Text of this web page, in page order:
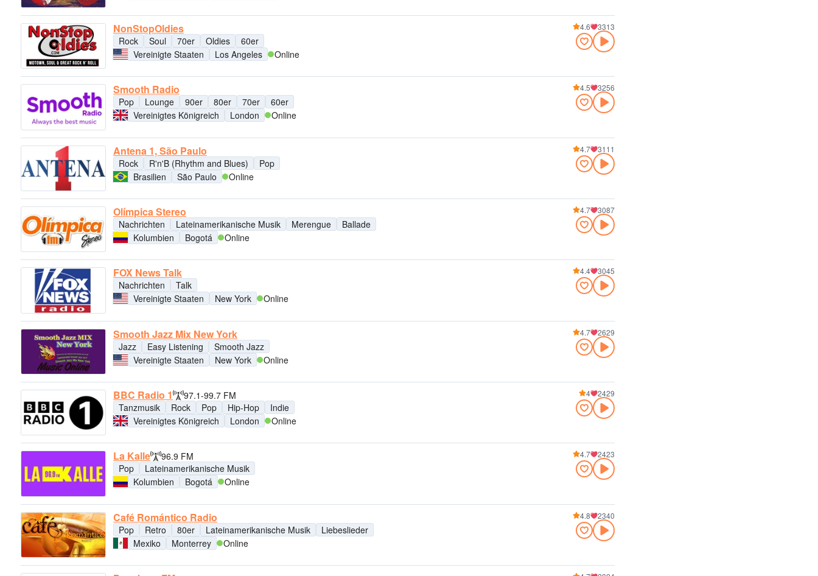
NonStopOldies
Rock Soul 70er Oldies
60er
Vereinigte Staaten
Los Angeles Online
4.6 3313
Smooth Radio
Pop Lounge 90er 80er 70er
60er
Vereinigtes Königreich
London Online
4.5 3256
Antena 1, São Paulo
Rock R'n'B (Rhythm and Blues)
Pop
Brasilien
São Paulo Online
4.7 3111
Olímpica Stereo
Nachrichten Lateinamerikanische Musik Merengue
Ballade
Kolumbien
Bogotá Online
4.7 3087
FOX News Talk
Nachrichten
Talk
Vereinigte Staaten
New York Online
4.4 3045
Smooth Jazz Mix New York
Jazz Easy Listening
Smooth Jazz
Vereinigte Staaten
New York Online
4.7 2629
BBC Radio 1
97.1-99.7 FM
Tanzmusik
Rock Pop Hip-Hop
Indie
Vereinigtes Königreich
London Online
4 2429
La Kalle
96.9 FM
Pop
Lateinamerikanische Musik
Kolumbien
Bogotá Online
4.7 2423
Café Romántico Radio
Pop Retro 80er Lateinamerikanische Musik
Liebeslieder
Mexiko
Monterrey Online
4.8 2340